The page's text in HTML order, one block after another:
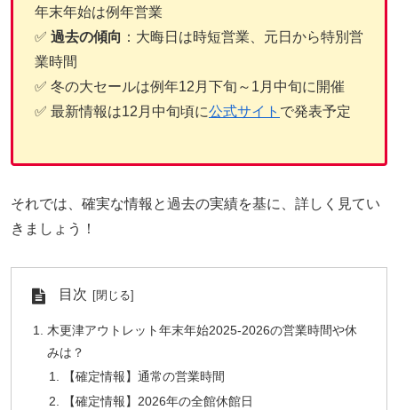
年末年始は例年営業
✅ 過去の傾向 ：大晦日は時短営業、元日から特別営
業時間
✅ 冬の大セールは例年12月下旬～1月中旬に開催
✅ 最新情報は12月中旬頃に公式サイト で発表予定
それでは、確実な情報と過去の実績を基に、詳しく見てい
きましょう！
目次
木更津アウトレット年末年始2025-2026の営業時間や休
みは？
【確定情報】通常の営業時間
【確定情報】2026年の全館休館日